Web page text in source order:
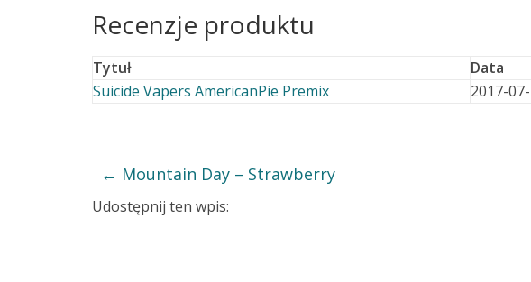
Recenzje produktu
Tytuł Data
Suicide Vapers AmericanPie Premix
2017-
← Mountain Day – Strawberry
Udostępnij ten wpis: